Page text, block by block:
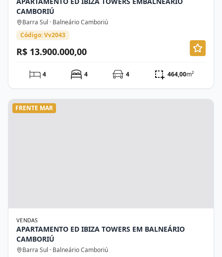
CAMBORIÚ
Barra Sul · Balneário Camboriú
Código: Vv2043
R$ 13.900.000,00
4 4 4 464,00m²
FRENTE MAR
VENDAS
APARTAMENTO ED IBIZA TOWERS EM BALNEÁRIO
CAMBORIÚ
Barra Sul · Balneário Camboriú